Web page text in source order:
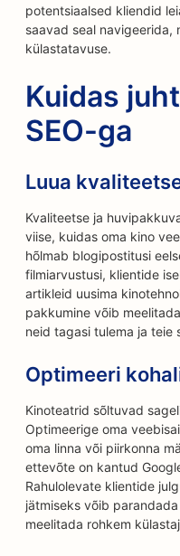
potentsiaalsed kliendid
saavad seal navigeerida,
külastatavuse.
Kuidas
SEO-ga
Luua
Kvaliteetse ja
viise, kuidas oma kino
hõlmab blogipostitusi
filmiarvustusi, klientide
artikleid uusima
pakkumine võib
neid tagasi tulema ja teie
Optimeeri
Kinoteatrid sõltuvad
Optimeerige oma
oma linna või piirkonna
ettevõte on kantud
Rahulolevate klientide
jätmiseks võib
meelitada rohkem